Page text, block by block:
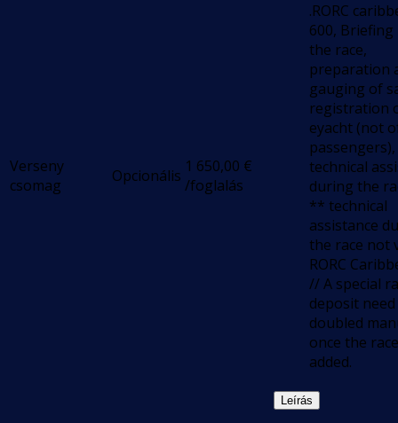
Verseny
csomag
Opcionális 1 650,00 €
/foglalás
.RORC
600,
the race,
preparation
gauging of
registration
eyacht (not
passengers),
technical
during the
** technical
assistance
the race not
RORC
// A special
deposit
doubled
once the
added.
Leírás